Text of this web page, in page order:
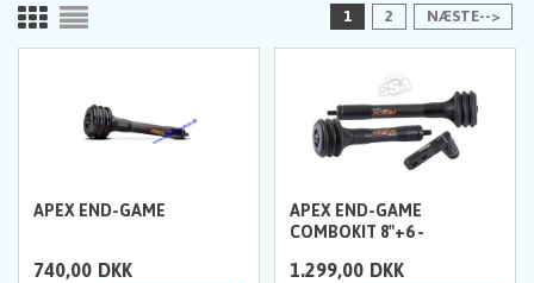
1 2 NÆSTE-->
APEX END-GAME
740,00 DKK
APEX END-GAME
COMBOKIT 8"+6 -
1.299,00 DKK